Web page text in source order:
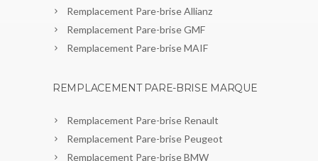
Remplacement Pare-brise Allianz
Remplacement Pare-brise GMF
Remplacement Pare-brise MAIF
REMPLACEMENT PARE-BRISE MARQUE
Remplacement Pare-brise Renault
Remplacement Pare-brise Peugeot
Remplacement Pare-brise BMW